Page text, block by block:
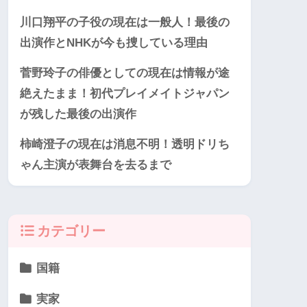
川口翔平の子役の現在は一般人！最後の
出演作とNHKが今も捜している理由
菅野玲子の俳優としての現在は情報が途
絶えたまま！初代プレイメイトジャパン
が残した最後の出演作
柿崎澄子の現在は消息不明！透明ドリち
ゃん主演が表舞台を去るまで
カテゴリー
国籍
実家